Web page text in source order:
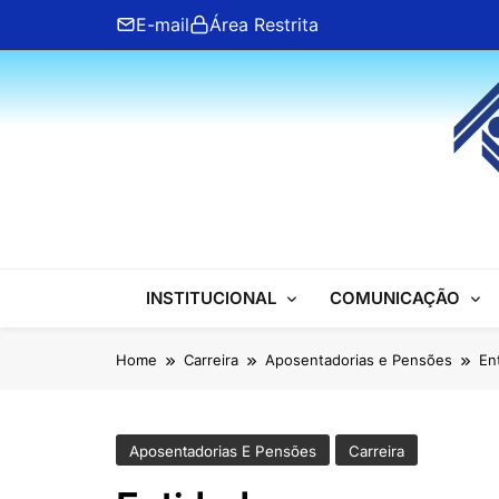
content
E-mail Área Restrita
ANFIP Nacional
INSTITUCIONAL COMUNICAÇÃO
Home Carreira Aposentadorias e Pensões
Aposentadorias E Pensões Carreira